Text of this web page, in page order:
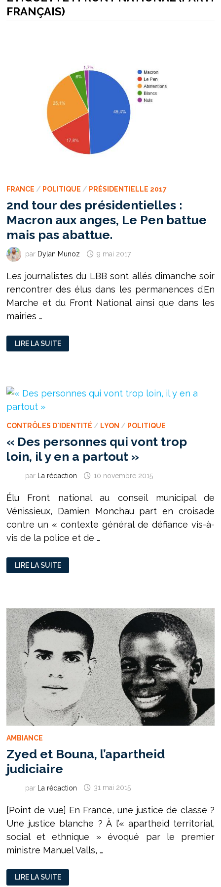
FRANÇAIS)
FRANCE / POLITIQUE / PRÉSIDENTIELLE 2017
2nd tour des présidentielles :
Macron aux anges, Le Pen battue
mais pas abattue.
par Dylan Munoz 9 mai 2017
Les journalistes du LBB sont allés dimanche soir
rencontrer des élus dans les permanences d’En
Marche et du Front National ainsi que dans les
mairies …
2ND
TOUR
DES
ANGES,
LE
BATTUE
PAS
ABATTUE.
LIRE LA SUITE
CONTRÔLES D'IDENTITÉ / LYON / POLITIQUE
« Des personnes qui vont trop
loin, il y en a partout »
par La rédaction 10 novembre 2015
Élu Front national au conseil municipal de
Vénissieux, Damien Monchau part en croisade
contre un « contexte général de défiance vis-à-
vis de la police et de …
« DES
PERSONNES
QUI
Y
EN
A
PARTOUT »
LIRE LA SUITE
AMBIANCE
Zyed et Bouna, l’apartheid
judiciaire
par La rédaction 31 mai 2015
[Point de vue] En France, une justice de classe ?
Une justice blanche ? À l’« apartheid territorial,
social et ethnique » évoqué par le premier
ministre Manuel Valls, …
ZYED
ET
LIRE LA SUITE